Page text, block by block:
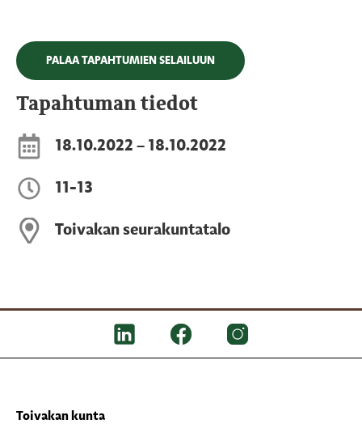
PALAA TAPAHTUMIEN SELAILUUN
Tapahtuman tiedot
18.10.2022 – 18.10.2022
11-13
Toivakan seurakuntatalo
Toivakan kunta